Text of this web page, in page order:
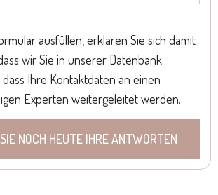
ausfüllen, erklären Sie sich damit
wir Sie in unserer Datenbank
Ihre Kontaktdaten an einen
Experten weitergeleitet werden.